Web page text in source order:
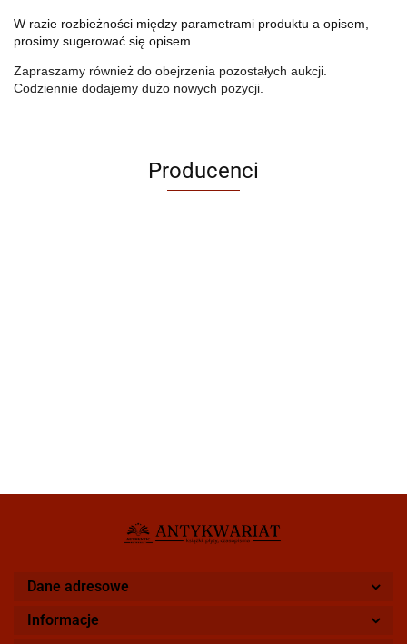
W razie rozbieżności między parametrami produktu a opisem,
prosimy sugerować się opisem.
Zapraszamy również do obejrzenia pozostałych aukcji.
Codziennie dodajemy dużo nowych pozycji.
Producenci
Dane adresowe
Informacje